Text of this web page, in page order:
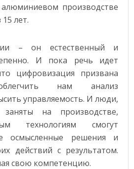
производстве
лет.
– он естественный и
И пока речь идет
цифровизация призвана
нам анализ
управляемость. И люди,
на производстве,
технологиям смогут
осмысленные решения и
действий с результатом.
свою компетенцию.